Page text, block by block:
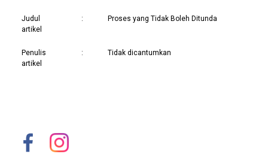
Judul
artikel
: Proses yang Tidak Boleh Ditunda
Penulis
artikel
: Tidak dicantumkan